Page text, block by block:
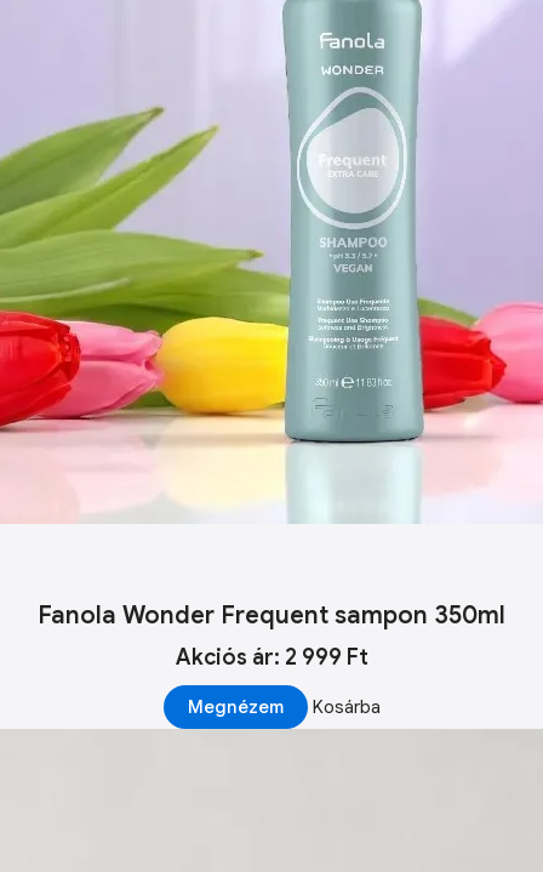
Fanola Wonder Frequent sampon 350ml
Akciós ár: 2 999 Ft
Megnézem Kosárba